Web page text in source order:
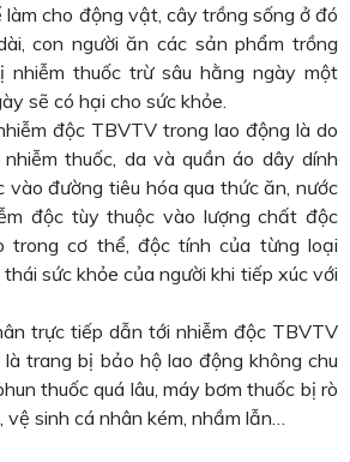
cho động vật, cây trồng sống ở đó
con người ăn các sản phẩm trồng
nhiễm thuốc trừ sâu hằng ngày một
sẽ có hại cho sức khỏe.
độc TBVTV trong lao động là do
thuốc, da và quần áo dây dính
vào đường tiêu hóa qua thức ăn, nước
độc tùy thuộc vào lượng chất độc
trong cơ thể, độc tính của từng loại
sức khỏe của người khi tiếp xúc với
trực tiếp dẫn tới nhiễm độc TBVTV
trang bị bảo hộ lao động không chu
thuốc quá lâu, máy bơm thuốc bị rò
vệ sinh cá nhân kém, nhầm lẫn…